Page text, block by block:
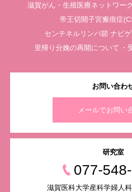
滋賀がん・生殖医療ネットワー
帝王切開子宮瘢痕症
センチネルリンパ節 ナビ
里帰り分娩の再開について
お問い合わ
メールでお問い
研究室
077-
滋賀医科大学産科学婦人